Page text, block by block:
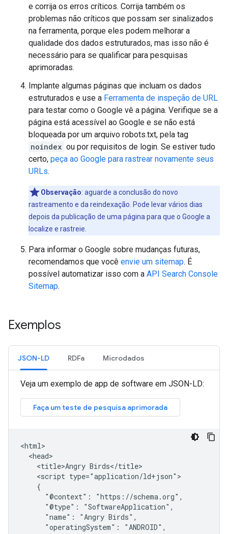
e corrija os erros críticos. Corrija também os
problemas não críticos que possam ser sinalizados
na ferramenta, porque eles podem melhorar a
qualidade dos dados estruturados, mas isso não é
necessário para se qualificar para pesquisas
aprimoradas.
Implante algumas páginas que incluam os dados
estruturados e use a Ferramenta de inspeção de URL
para testar como o Google vê a página. Verifique se a
página está acessível ao Google e se não está
bloqueada por um arquivo robots.txt, pela tag
noindex ou por requisitos de login. Se estiver tudo
certo, peça ao Google para rastrear novamente seus
URLs.
Observação: aguarde a conclusão do novo
rastreamento e da reindexação. Pode levar vários dias
depois da publicação de uma página para que o Google a
localize e rastreie.
Para informar o Google sobre mudanças futuras,
recomendamos que você envie um sitemap. É
possível automatizar isso com a API Search Console
Sitemap.
Exemplos
JSON-LD RDFa Microdados
Veja um exemplo de app de software em JSON-LD:
<html>
  <head>
    <title>Angry Birds</title>
    <script type="application/ld+json">
    {
      "@context": "https://schema.org",
      "@type": "SoftwareApplication",
      "name": "Angry Birds",
      "operatingSystem": "ANDROID",